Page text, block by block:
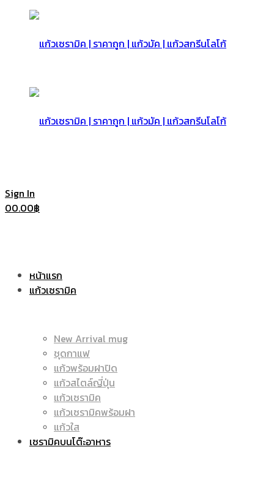
|
ราคา
Sign In
00.00฿
หน้าแรก
แก้วเซรามิค
New Arrival mug
ชุดกาแฟ
แก้วพร้อมฝาปิด
แก้วสไตล์ญี่ปุ่น
แก้วเซรามิค
แก้วเซรามิคพร้อมฝา
แก้วใส
เซรามิคบนโต๊ะอาหาร